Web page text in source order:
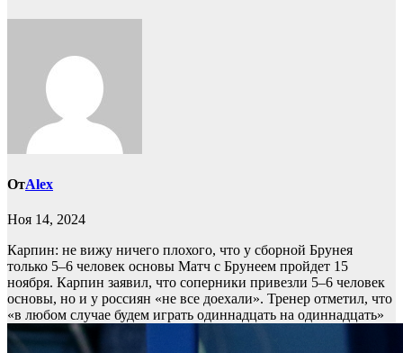
ОтAlex
Ноя 14, 2024
Карпин: не вижу ничего плохого, что у сборной Брунея
только 5–6 человек основы Матч с Брунеем пройдет 15
ноября. Карпин заявил, что соперники привезли 5–6 человек
основы, но и у россиян «не все доехали». Тренер отметил, что
«в любом случае будем играть одиннадцать на одиннадцать»